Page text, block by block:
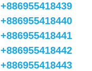
+886955418439
+886955418440
+886955418441
+886955418442
+886955418443